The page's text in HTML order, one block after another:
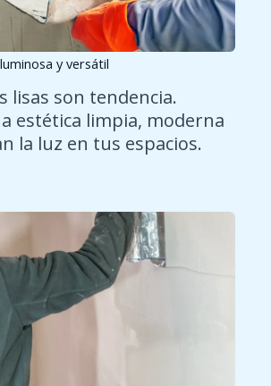
y versátil
lisas son tendencia.
estética limpia, moderna
la luz en tus espacios.